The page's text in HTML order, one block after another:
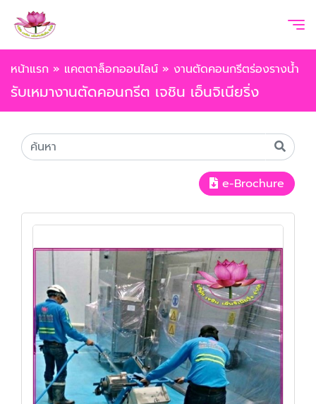
หน้าแรก » แคตตาล็อกออนไลน์ » งานตัดคอนกรีตร่องรางน้ำ
รับเหมางานตัดคอนกรีต เจชิน เอ็นจิเนียริ่ง
e-Brochure